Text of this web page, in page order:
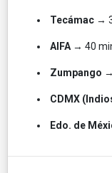
Tecámac →
AIFA → 40
Zumpango
CDMX
Edo. de